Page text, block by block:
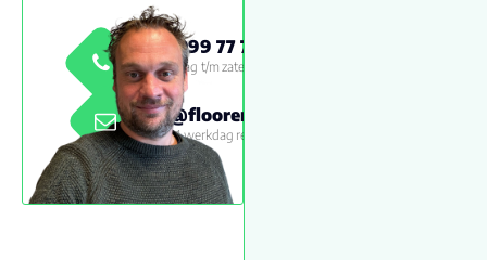
0800 999 77 79
Maandag t/m zaterdag 09:00 -
18:00
info@floorenmore.nl
Binnen 1 werkdag reactie